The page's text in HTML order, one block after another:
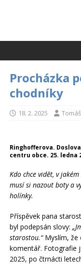
Procházka
chodníky
18. 2. 2025
Ringhofferova.
centru obce. 25. ledna
Kdo chce vidět, v
musí si nazout boty a
holínky.
Příspěvek pana
byl podepsán slovy:
starostou.“Myslím, že
komentář. Fotografie
2025, po čtrnácti